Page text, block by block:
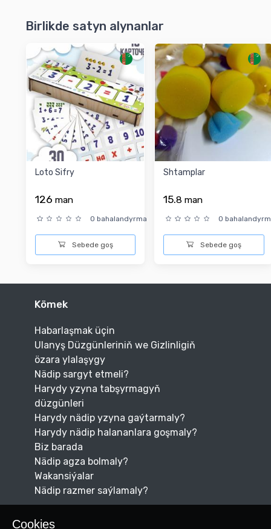
Birlikde satyn alynanlar
Loto Sifry
126 man
0 bahalandyrma
Sebede goş
Shtamplar
15.8 man
0
Sebede goş
Cookies
Kömek
Habarlaşmak üçin
Ulanyş Düzgünleriniň we Gizlinligiň
özara ylalaşygy
Nädip sargyt etmeli?
Harydy yzyna tabşyrmagyň
düzgünleri
Harydy nädip yzyna gaýtarmaly?
Harydy nädip halananlara goşmaly?
Biz barada
Nädip agza bolmaly?
Wakansiýalar
Nädip razmer saýlamaly?